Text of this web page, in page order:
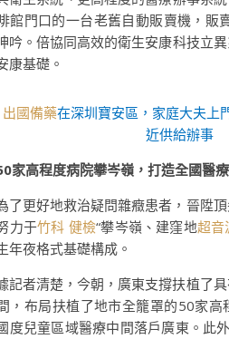
館門口的一台老舊自動販賣機，販
吟。倍協同高效的衛生安康科技立
康基礎。
國備藥在深圳寶安區，家庭大夫上
近供給辦事
家高程度病院攀岑嶺，打造全國醫
了更好地救治疑問雜癥患者，晉陞
力于竹科 健檢“攀岑嶺、建窪地超音
年夜格式基礎構成。
記者清楚，今朝，廣東支撐扶植了
，布局扶植了地市全籠罩的50家高
度兒童區域醫療中間落戶廣東。此